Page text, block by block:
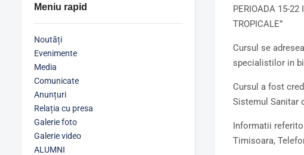
Meniu rapid
Noutăți
Evenimente
Media
Comunicate
Anunțuri
Relația cu presa
Galerie foto
Galerie video
ALUMNI
PERIOADA 15-22
TROPICALE”
Cursul se
specialistilor in
Cursul a fost
Sistemul Sanitar
Informatii
Timisoara,